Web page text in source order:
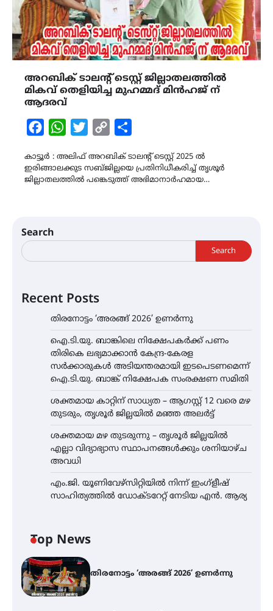
അറബിക് ടാലന്റ് ടെസ്റ്റ് ജില്ലാതലത്തിൽ
മികവ് തെളിയിച്ച മുഹമ്മദ് മിൻഹജ് ന്
ആദരവ്
FacebookWhatsAppTwitterCopy
കാട്ടൂർ : അലിഫ് അറബിക് ടാലന്റ് ടെസ്റ്റ് 2025 ൽ
ഇരിങ്ങാലക്കുട സബ്‌ജില്ലയെ പ്രതിനിധീകരിച്ച് തൃശൂർ
ജില്ലാതലത്തിൽ പങ്കെടുത്ത് അഭിമാനാർഹമായ…
Search
Search
Recent Posts
തിരനോട്ടം ‘അരങ്ങ് 2026’ ഉണർന്നു
ഐ.ടി.യു. ബാങ്കിലെ നിക്ഷേപകർക്ക് പണം
തിരികെ ലഭ്യമാക്കാൻ കേന്ദ്ര-കേരള
സർക്കാരുകൾ അടിയന്തരമായി ഇടപെടണമെന്ന്
ഐ.ടി.യു. ബാങ്ക് നിക്ഷേപക സംരക്ഷണ സമിതി
ശക്തമായ കാറ്റിന് സാധ്യത – ആഗസ്റ്റ് 12 വരെ മഴ
തുടരും, തൃശൂർ ജില്ലയിൽ മഞ്ഞ അലർട്ട്
ശക്തമായ മഴ തുടരുന്നു – തൃശൂർ ജില്ലയിൽ
എല്ലാ വിദ്യാഭ്യാസ സ്ഥാപനങ്ങൾക്കും ശനിയാഴ്ച
അവധി
എം.ജി. യൂണിവേഴ്‌സിറ്റിയിൽ നിന്ന് ഇംഗ്ളീഷ്
സാഹിത്യത്തിൽ ഡോക്ടറേറ്റ് നേടിയ എൻ. ആര്യ
Top News
തിരനോട്ടം ‘അരങ്ങ് 2026’ ഉണർന്നു